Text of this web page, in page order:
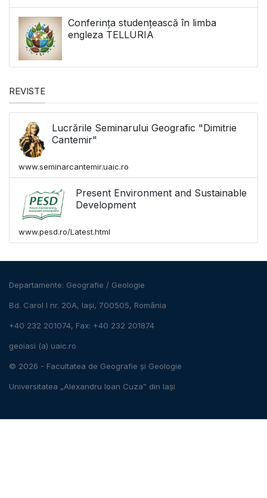
Conferința studențească în limba
engleza TELLURIA
REVISTE
Lucrările Seminarului Geografic "Dimitrie
Cantemir"
www.seminarcantemir.uaic.ro
Present Environment and Sustainable
Development
www.pesd.ro/Latest.html
Departamente: Geografie / Geologie
Bd. Carol I nr. 20A, Iași, 700505, România
+40 232 201074, Fax: +40 232 201874
geoiasi (a) uaic.ro
© 2026 - Facultatea de Geografie și Geologie
Universitatea „Alexandru Ioan Cuza” din Iași